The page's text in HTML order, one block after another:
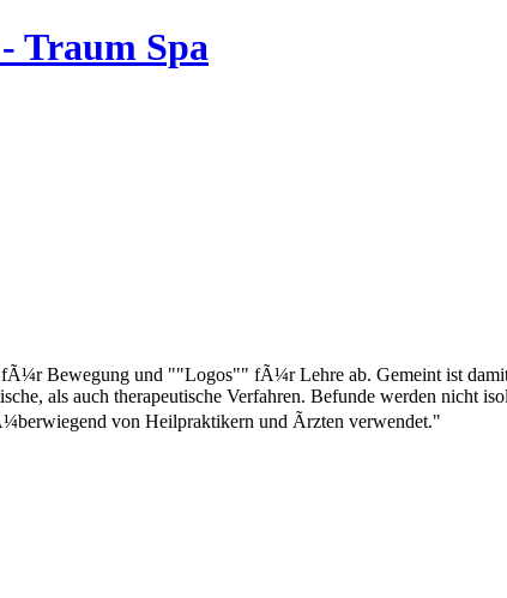
Traum Spa
Bewegung und ""Logos"" fÃ¼r Lehre ab. Gemeint ist
als auch therapeutische Verfahren. Befunde werden nicht
von Heilpraktikern und Ãrzten verwendet."